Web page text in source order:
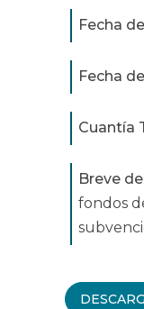
Fecha
Fecha
Cuantía
Breve
fondos